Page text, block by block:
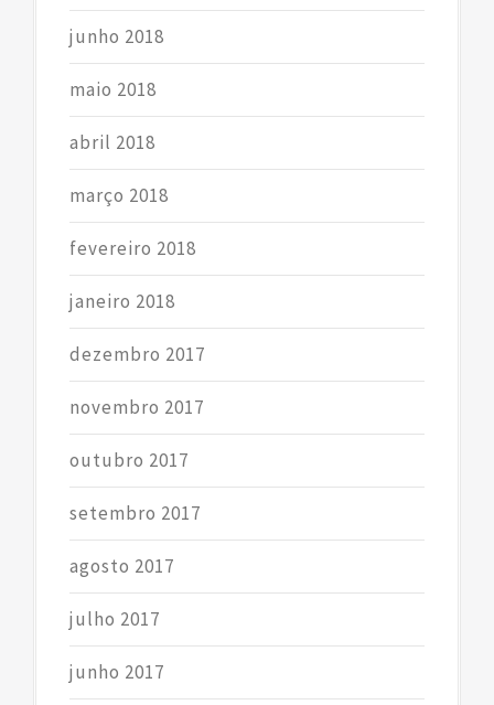
junho 2018
maio 2018
abril 2018
março 2018
fevereiro 2018
janeiro 2018
dezembro 2017
novembro 2017
outubro 2017
setembro 2017
agosto 2017
julho 2017
junho 2017